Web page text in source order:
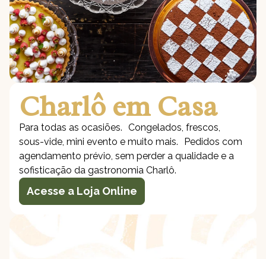
Charlô em Casa
Para todas as ocasiões. Congelados, frescos,
sous-vide, mini evento e muito mais. Pedidos com
agendamento prévio, sem perder a qualidade e a
sofisticação da gastronomia Charlô.
Acesse a Loja Online